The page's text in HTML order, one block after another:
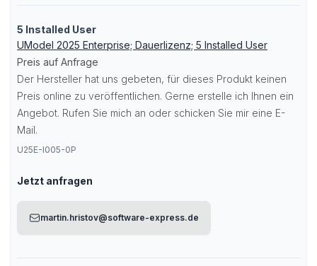
5 Installed User
UModel 2025 Enterprise; Dauerlizenz; 5 Installed User
Preis auf Anfrage
Der Hersteller hat uns gebeten, für dieses Produkt keinen
Preis online zu veröffentlichen. Gerne erstelle ich Ihnen ein
Angebot. Rufen Sie mich an oder schicken Sie mir eine E-
Mail.
U25E-I005-0P
Jetzt anfragen
martin.hristov@software-express.de